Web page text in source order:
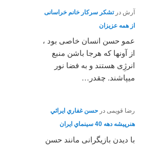
آرش درتشکر سرکار خانم خراسانی
از همه عزیزان
عمو حسن انسان خاصی بود ،
از آونها که هرجا باشن منبع
انرژِی هستند و به فضا نور
میپاشند. چقدر…
رضا قویمی در حسن غفاري ايرائي
هنرپيشه دهه 40 سينماي ايران
با دیدن بازیگرانی مانند حسن